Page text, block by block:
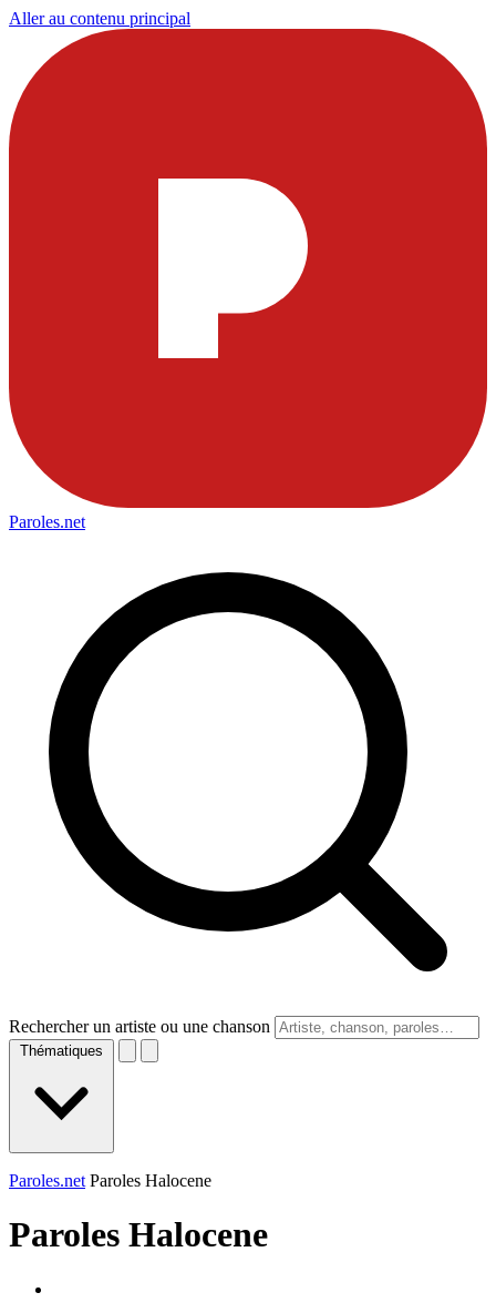
Aller au contenu principal
Paroles.net
Rechercher un artiste ou une chanson
Thématiques
Paroles.net Paroles Halocene
Paroles Halocene